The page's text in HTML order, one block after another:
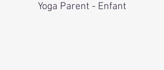
Yoga Parent - Enfant